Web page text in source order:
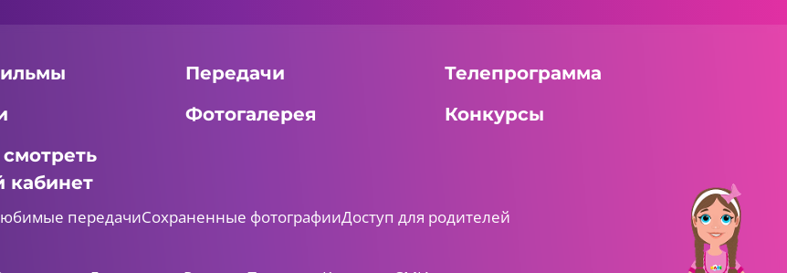
Передачи
Телепрограмма
Фотогалерея
Конкурсы
смотреть
кабинет
передачиСохраненные фотографииДоступ для родителей